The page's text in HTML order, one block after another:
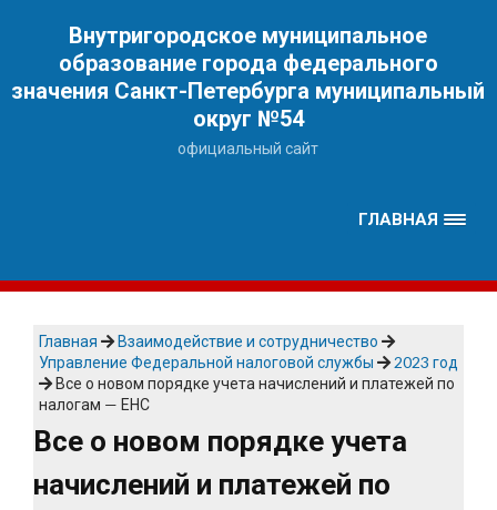
Внутригородское муниципальное
образование города федерального
значения Санкт-Петербурга муниципальный
округ №54
официальный сайт
ГЛАВНАЯ
Главная
Взаимодействие и сотрудничество
Управление Федеральной налоговой службы
2023 год
Все о новом порядке учета начислений и платежей по
налогам — ЕНС
Все о новом порядке учета
начислений и платежей по